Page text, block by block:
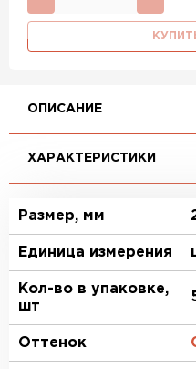
ОПИСАНИЕ
ХАРАКТЕРИСТИКИ
Размер, мм
Единица измерения
Кол-во в упаковке,
шт
Оттенок